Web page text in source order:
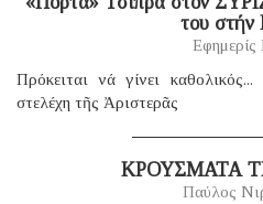
του
Εφημερίς
Πρόκειται νά γίνει
στελέχη τῆς Ἀριστερᾶς
ΚΡΟΥΣΜΑΤΑ
Παύλος